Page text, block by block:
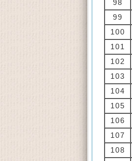
98
99
100
101
102
103
104
105
106
107
108